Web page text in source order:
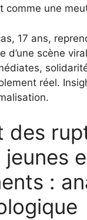
comme une
17 ans,
d’une scène
réel.
des
jeunes
: